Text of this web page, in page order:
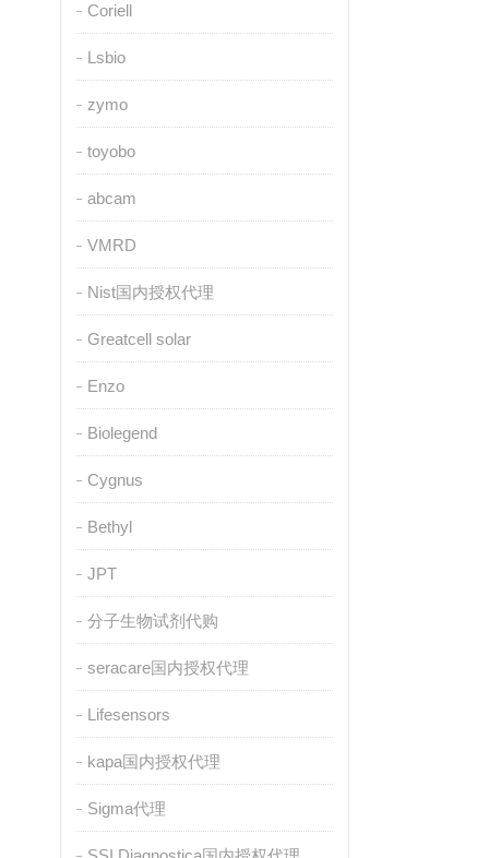
Coriell
Lsbio
zymo
toyobo
abcam
VMRD
Nist国内授权代理
Greatcell solar
Enzo
Biolegend
Cygnus
Bethyl
JPT
分子生物试剂代购
seracare国内授权代理
Lifesensors
kapa国内授权代理
Sigma代理